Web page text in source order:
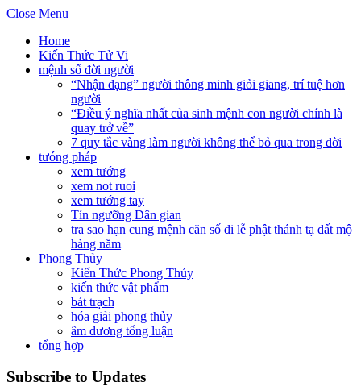
Close Menu
Home
Kiến Thức Tử Vi
mệnh số đời người
“Nhận dạng” người thông minh giỏi giang, trí tuệ hơn
người
“Điều ý nghĩa nhất của sinh mệnh con người chính là
quay trở về”
7 quy tắc vàng làm người không thể bỏ qua trong đời
tưóng pháp
xem tướng
xem not ruoi
xem tướng tay
Tín ngưỡng Dân gian
tra sao hạn cung mệnh căn số đi lễ phật thánh tạ đất mộ
hàng năm
Phong Thủy
Kiến Thức Phong Thủy
kiến thức vật phẩm
bát trạch
hóa giải phong thủy
âm dương tổng luận
tổng hợp
Subscribe to Updates